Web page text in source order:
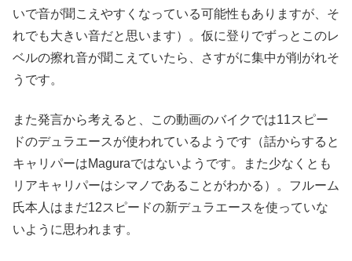
いで音が聞こえやすくなっている可能性もありますが、そ
れでも大きい音だと思います）。仮に登りでずっとこのレ
ベルの擦れ音が聞こえていたら、さすがに集中が削がれそ
うです。
また発言から考えると、この動画のバイクでは11スピー
ドのデュラエースが使われているようです（話からすると
キャリパーはMaguraではないようです。また少なくとも
リアキャリパーはシマノであることがわかる）。フルーム
氏本人はまだ12スピードの新デュラエースを使っていな
いように思われます。